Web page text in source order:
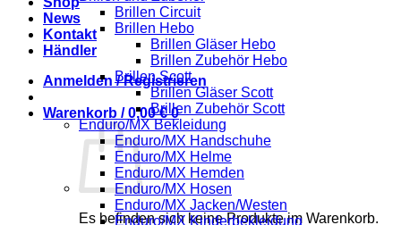
News
Kontakt
Händler
Anmelden / Registrieren
Warenkorb /0,00€ 0
Es befinden sich keine Produkte im Warenkorb.
Brillen Circuit
Brillen Hebo
Brillen Gläser Hebo
Brillen Zubehör Hebo
Brillen Scott
Brillen Gläser Scott
Brillen Zubehör Scott
Enduro/MX Bekleidung
Enduro/MX Handschuhe
Enduro/MX Helme
Enduro/MX Hemden
Enduro/MX Hosen
Enduro/MX Jacken/Westen
Enduro/MX Kinderbekleidung